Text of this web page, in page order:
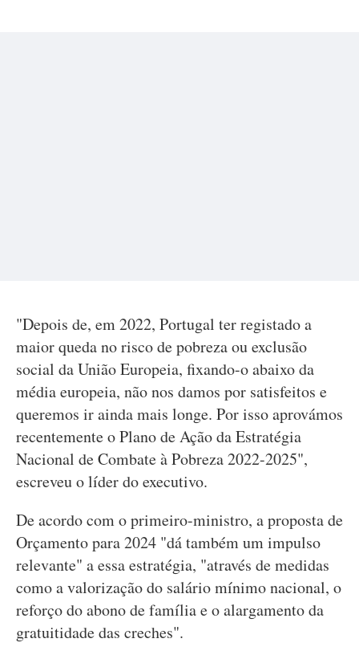
"Depois de, em 2022, Portugal ter registado a
maior queda no risco de pobreza ou exclusão
social da União Europeia, fixando-o abaixo da
média europeia, não nos damos por satisfeitos e
queremos ir ainda mais longe. Por isso aprovámos
recentemente o Plano de Ação da Estratégia
Nacional de Combate à Pobreza 2022-2025",
escreveu o líder do executivo.
De acordo com o primeiro-ministro, a proposta de
Orçamento para 2024 "dá também um impulso
relevante" a essa estratégia, "através de medidas
como a valorização do salário mínimo nacional, o
reforço do abono de família e o alargamento da
gratuitidade das creches".